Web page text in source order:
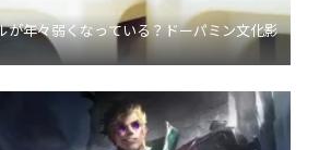
が年々弱くなっている？ドーパミン文化影